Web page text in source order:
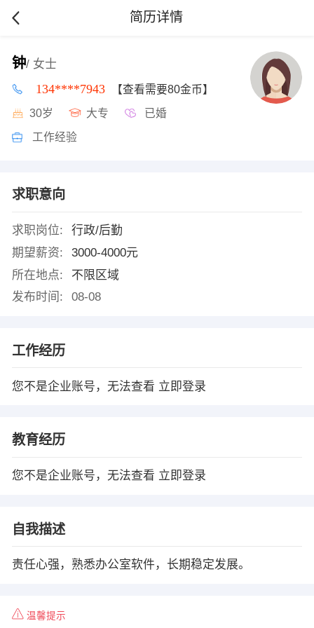
简历详情
钟/ 女士
134****7943 【查看需要80金币】
30岁 大专 已婚
工作经验
求职意向
求职岗位:
行政/后勤
期望薪资:
3000-4000元
所在地点:
不限区域
发布时间:
08-08
工作经历
您不是企业账号，无法查看 立即登录
教育经历
您不是企业账号，无法查看 立即登录
自我描述
责任心强，熟悉办公室软件，长期稳定发展。
温馨提示